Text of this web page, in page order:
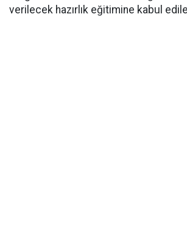
verilecek hazırlık eğitimine kabul